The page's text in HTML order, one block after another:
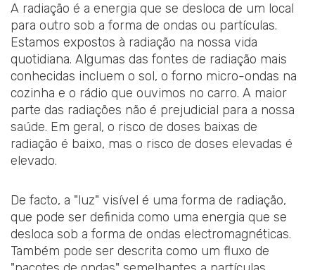
A radiação é a energia que se desloca de um local
para outro sob a forma de ondas ou partículas.
Estamos expostos à radiação na nossa vida
quotidiana. Algumas das fontes de radiação mais
conhecidas incluem o sol, o forno micro-ondas na
cozinha e o rádio que ouvimos no carro. A maior
parte das radiações não é prejudicial para a nossa
saúde. Em geral, o risco de doses baixas de
radiação é baixo, mas o risco de doses elevadas é
elevado.
De facto, a "luz" visível é uma forma de radiação,
que pode ser definida como uma energia que se
desloca sob a forma de ondas electromagnéticas.
Também pode ser descrita como um fluxo de